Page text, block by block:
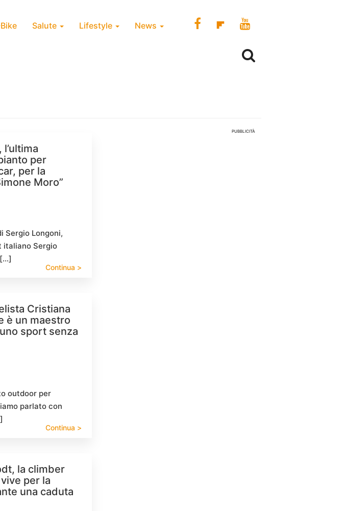
Salute Lifestyle News
per
per la
Moro”
Sergio Longoni,
italiano Sergio
Continua >
Cristiana
è un maestro
sport senza
outdoor per
parlato con
Continua >
la climber
per la
una caduta
PUBBLICITÀ